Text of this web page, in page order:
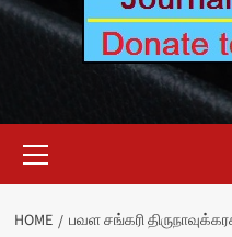
Menu
HOME பவள சங்கரி